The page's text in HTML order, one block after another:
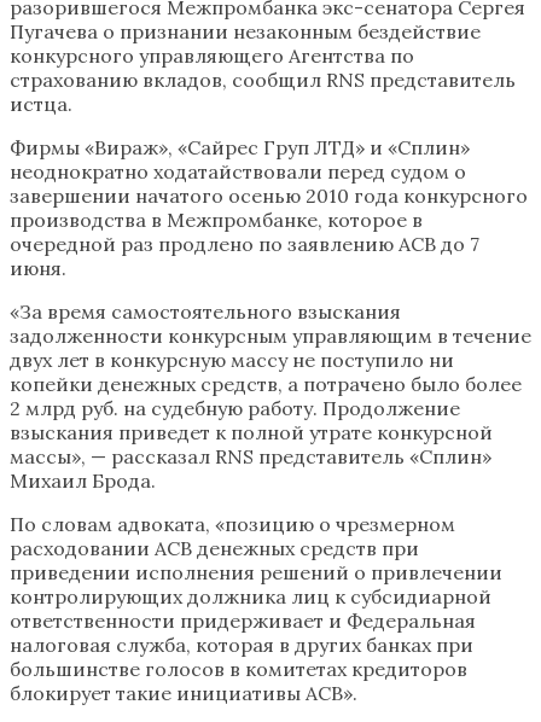
разорившегося Межпромбанка экс-сенатора Сергея
Пугачева о признании незаконным бездействие
конкурсного управляющего Агентства по
страхованию вкладов, сообщил RNS представитель
истца.
Фирмы «Вираж», «Сайрес Груп ЛТД» и «Сплин»
неоднократно ходатайствовали перед судом о
завершении начатого осенью 2010 года конкурсного
производства в Межпромбанке, которое в
очередной раз продлено по заявлению АСВ до 7
июня.
«За время самостоятельного взыскания
задолженности конкурсным управляющим в течение
двух лет в конкурсную массу не поступило ни
копейки денежных средств, а потрачено было более
2 млрд руб. на судебную работу. Продолжение
взыскания приведет к полной утрате конкурсной
массы», — рассказал RNS представитель «Сплин»
Михаил Брода.
По словам адвоката, «позицию о чрезмерном
расходовании АСВ денежных средств при
приведении исполнения решений о привлечении
контролирующих должника лиц к субсидиарной
ответственности придерживает и Федеральная
налоговая служба, которая в других банках при
большинстве голосов в комитетах кредиторов
блокирует такие инициативы АСВ».